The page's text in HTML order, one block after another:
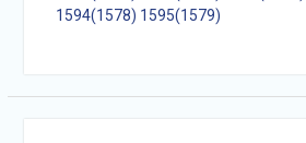
1594(1578) 1595(1579)